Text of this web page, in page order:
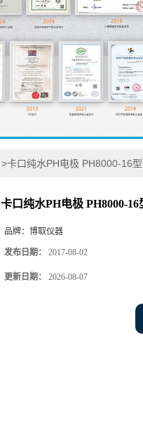
>卡口纯水PH电极 PH8000-16
卡口纯水PH电极 PH8000-
品牌： 博取仪器
发布日期： 2017-08-02
更新日期： 2026-08-07